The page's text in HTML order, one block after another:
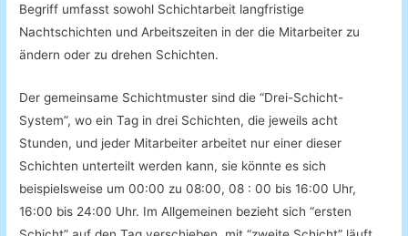
Begriff umfasst sowohl Schichtarbeit langfristige
Nachtschichten und Arbeitszeiten in der die Mitarbeiter zu
ändern oder zu drehen Schichten.
Der gemeinsame Schichtmuster sind die “Drei-Schicht-
System”, wo ein Tag in drei Schichten, die jeweils acht
Stunden, und jeder Mitarbeiter arbeitet nur einer dieser
Schichten unterteilt werden kann, sie könnte es sich
beispielsweise um 00:00 zu 08:00, 08 : 00 bis 16:00 Uhr,
16:00 bis 24:00 Uhr. Im Allgemeinen bezieht sich “ersten